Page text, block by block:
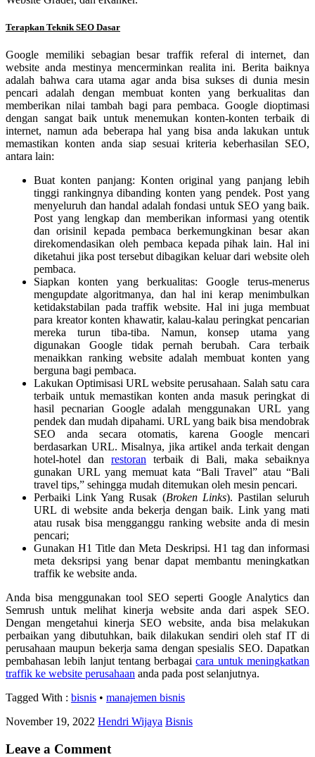
Terapkan Teknik SEO Dasar
Google memiliki sebagian besar traffik referal di internet, dan
website anda mestinya mencerminkan realita ini. Berita baiknya
adalah bahwa cara utama agar anda bisa sukses di dunia mesin
pencari adalah dengan membuat konten yang berkualitas dan
memberikan nilai tambah bagi para pembaca. Google dioptimasi
dengan sangat baik untuk menemukan konten-konten terbaik di
internet, namun ada beberapa hal yang bisa anda lakukan untuk
memastikan konten anda siap sesuai kriteria keberhasilan SEO,
antara lain:
Buat konten panjang: Konten original yang panjang lebih
tinggi rankingnya dibanding konten yang pendek. Post yang
menyeluruh dan handal adalah fondasi untuk SEO yang baik.
Post yang lengkap dan memberikan informasi yang otentik
dan orisinil kepada pembaca berkemungkinan besar akan
direkomendasikan oleh pembaca kepada pihak lain. Hal ini
diketahui jika post tersebut dibagikan keluar dari website oleh
pembaca.
Siapkan konten yang berkualitas: Google terus-menerus
mengupdate algoritmanya, dan hal ini kerap menimbulkan
ketidakstabilan pada traffik website. Hal ini juga membuat
para kreator konten khawatir, kalau-kalau peringkat pencarian
mereka turun tiba-tiba. Namun, konsep utama yang
digunakan Google tidak pernah berubah. Cara terbaik
menaikkan ranking website adalah membuat konten yang
berguna bagi pembaca.
Lakukan Optimisasi URL website perusahaan. Salah satu cara
terbaik untuk memastikan konten anda masuk peringkat di
hasil pecnarian Google adalah menggunakan URL yang
pendek dan mudah dipahami. URL yang baik bisa mendobrak
SEO anda secara otomatis, karena Google mencari
berdasarkan URL. Misalnya, jika artikel anda terkait dengan
hotel-hotel dan restoran terbaik di Bali, maka sebaiknya
gunakan URL yang memuat kata “Bali Travel” atau “Bali
travel tips,” sehingga mudah ditemukan oleh mesin pencari.
Perbaiki Link Yang Rusak (Broken Links). Pastilan seluruh
URL di website anda bekerja dengan baik. Link yang mati
atau rusak bisa mengganggu ranking website anda di mesin
pencari;
Gunakan H1 Title dan Meta Deskripsi. H1 tag dan informasi
meta deksripsi yang benar dapat membantu meningkatkan
traffik ke website anda.
Anda bisa menggunakan tool SEO seperti Google Analytics dan
Semrush untuk melihat kinerja website anda dari aspek SEO.
Dengan mengetahui kinerja SEO website, anda bisa melakukan
perbaikan yang dibutuhkan, baik dilakukan sendiri oleh staf IT di
perusahaan maupun bekerja sama dengan spesialis SEO. Dapatkan
pembahasan lebih lanjut tentang berbagaicara untuk meningkatkan
traffik ke website perusahaan anda pada post selanjutnya.
Tagged With : bisnis • manajemen bisnis
November 19, 2022 Hendri Wijaya Bisnis
Leave a Comment